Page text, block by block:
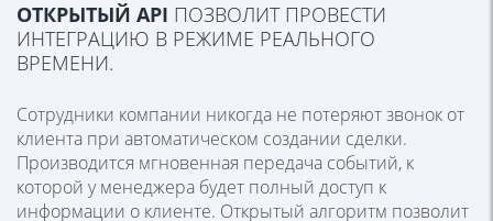
ОТКРЫТЫЙ API ПОЗВОЛИТ ПРОВЕСТИ
ИНТЕГРАЦИЮ В РЕЖИМЕ РЕАЛЬНОГО
ВРЕМЕНИ.
Сотрудники компании никогда не потеряют звонок от
клиента при автоматическом создании сделки.
Производится мгновенная передача событий, к
которой у менеджера будет полный доступ к
информации о клиенте. Открытый алгоритм позволит